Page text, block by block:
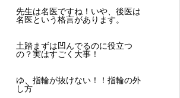
先生は名医ですね！いや、後医は
名医という格言があります。
土踏まずは凹んでるのに役立つ
の？実はすごく大事！
ゆ、指輪が抜けない！！指輪の外
し方